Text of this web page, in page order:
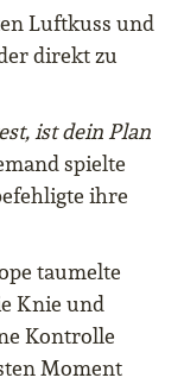
Luftkuss und
direkt zu
ist dein Plan
spielte
ihre
taumelte
Knie und
Kontrolle
Moment